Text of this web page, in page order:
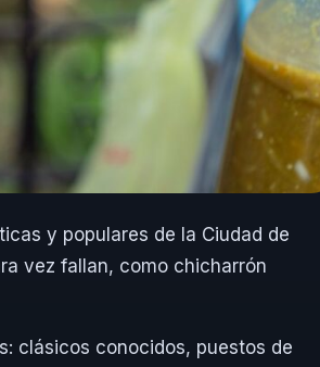
y populares de la Ciudad de
vez fallan, como chicharrón
clásicos conocidos, puestos de